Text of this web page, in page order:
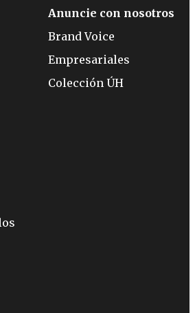
Anuncie con nosotros
Brand Voice
Empresariales
Colección ÚH